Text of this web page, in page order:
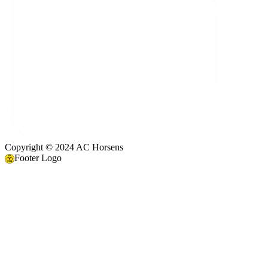
Copyright © 2024 AC Horsens
Footer Logo